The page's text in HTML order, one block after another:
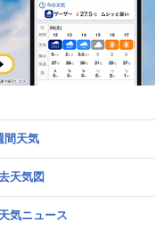
間天気
天気図
気ニュース